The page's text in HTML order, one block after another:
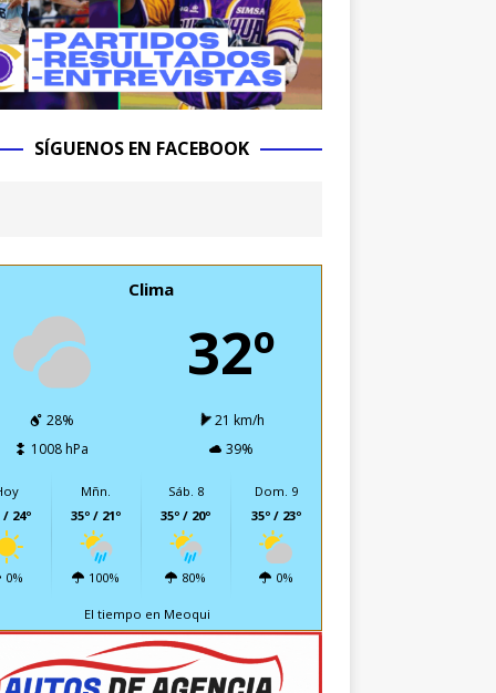
SÍGUENOS EN FACEBOOK
Clima
32º
28%
21 km/h
1008 hPa
39%
/ 24º
0%
Mñn.
35º / 21º
100%
Sáb. 8
35º / 20º
80%
Dom. 9
35º / 23º
0%
El tiempo en Meoqui